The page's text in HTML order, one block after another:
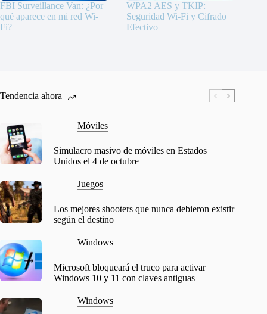
FBI Surveillance Van: ¿Por
qué aparece en mi red Wi-
Fi?
WPA2 AES y TKIP:
Seguridad Wi-Fi y Cifrado
Efectivo
Tendencia ahora
Móviles
Simulacro masivo de móviles en Estados
Unidos el 4 de octubre
Juegos
Los mejores shooters que nunca debieron existir
según el destino
Windows
Microsoft bloqueará el truco para activar
Windows 10 y 11 con claves antiguas
Windows